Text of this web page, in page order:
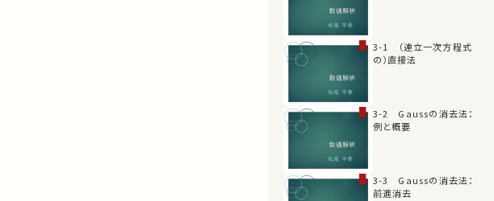
3-1 （連立一次方程式
の）直接法
3-2 Gaussの消去法：
例と概要
3-3 Gaussの消去法：
前進消去